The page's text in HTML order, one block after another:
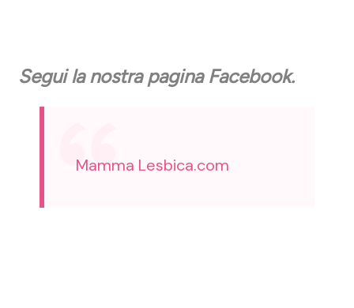
Segui la nostra pagina Facebook.
Mamma Lesbica.com